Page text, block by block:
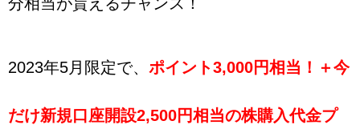
2023年5月限定で、 ポイント3,000円相当！＋今
だけ新規口座開設2,500円相当の株購入代金プ